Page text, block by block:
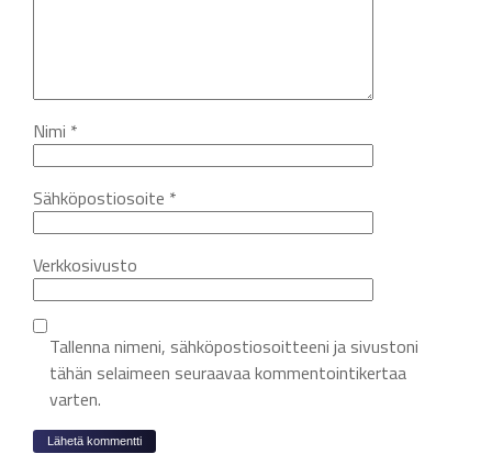
Nimi *
Sähköpostiosoite *
Verkkosivusto
Tallenna nimeni, sähköpostiosoitteeni ja sivustoni
tähän selaimeen seuraavaa kommentointikertaa
varten.